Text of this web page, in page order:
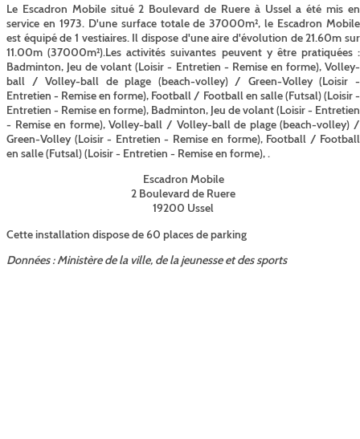
Le Escadron Mobile situé 2 Boulevard de Ruere à Ussel a été mis en
service en 1973. D'une surface totale de 37000m², le Escadron Mobile
est équipé de 1 vestiaires. Il dispose d'une aire d'évolution de 21.60m sur
11.00m (37000m²).Les activités suivantes peuvent y être pratiquées :
Badminton, Jeu de volant (Loisir - Entretien - Remise en forme), Volley-
ball / Volley-ball de plage (beach-volley) / Green-Volley (Loisir -
Entretien - Remise en forme), Football / Football en salle (Futsal) (Loisir -
Entretien - Remise en forme), Badminton, Jeu de volant (Loisir - Entretien
- Remise en forme), Volley-ball / Volley-ball de plage (beach-volley) /
Green-Volley (Loisir - Entretien - Remise en forme), Football / Football
en salle (Futsal) (Loisir - Entretien - Remise en forme), .
Escadron Mobile
2 Boulevard de Ruere
19200 Ussel
Cette installation dispose de 60 places de parking
Données : Ministère de la ville, de la jeunesse et des sports